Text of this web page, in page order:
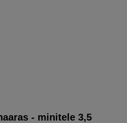
- minitele 3,5